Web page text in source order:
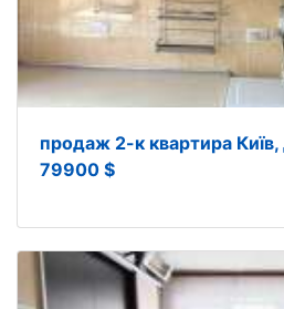
продаж 2-к квартира
79900 $